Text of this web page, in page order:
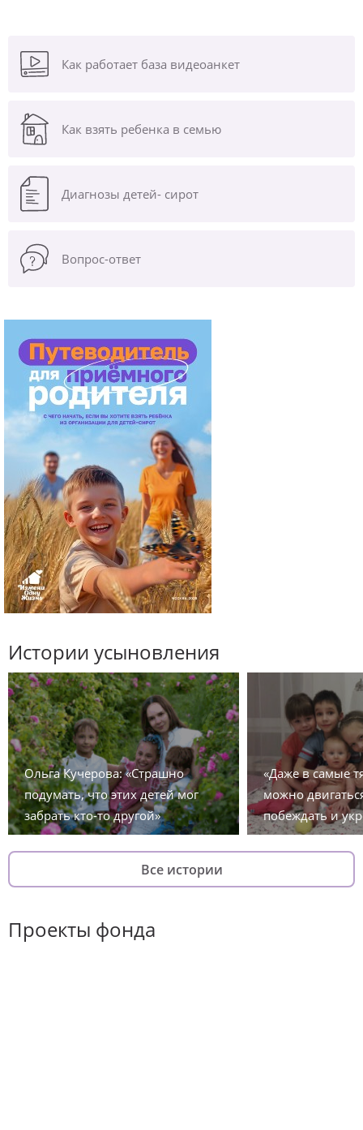
Как работает база видеоанкет
Как взять ребенка в семью
Диагнозы детей- сирот
Вопрос-ответ
Истории усыновления
Ольга Кучерова: «Страшно
подумать, что этих детей мог
забрать кто-то другой»
«Даже в самые
можно
побеждать и
Все истории
Проекты фонда